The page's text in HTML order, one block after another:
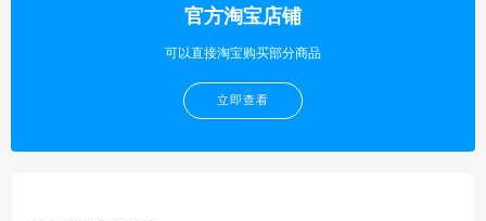
官方淘宝店铺
可以直接淘宝购买部分商品
立即查看